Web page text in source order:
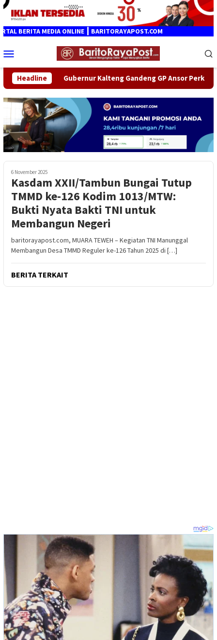
Loncat
konten
BERITA MEDIA ONLINE ┃ BARITORAYAPOST.COM
Mobile
HeadlineGubernur Kalteng Gandeng GP Ansor Perkuat
6 November 2025
Kasdam XXII/Tambun Bungai Tutup
TMMD ke-126 Kodim 1013/MTW:
Bukti Nyata Bakti TNI untuk
Membangun Negeri
baritorayapost.com, MUARA TEWEH – Kegiatan TNI Manunggal
Membangun Desa TMMD Reguler ke-126 Tahun 2025 di […]
BERITA TERKAIT